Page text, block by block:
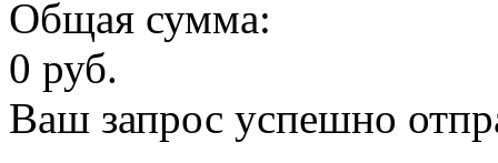
Общая сумма:
0 руб.
Ваш запрос успешно